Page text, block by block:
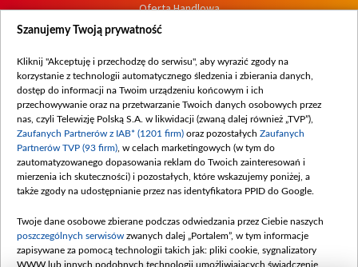
Oferta Handlowa
Dostępność
Procedura zgłoszeń wewnętrznych
Szanujemy Twoją prywatność
Kliknij "Akceptuję i przechodzę do serwisu", aby wyrazić zgody na
korzystanie z technologii automatycznego śledzenia i zbierania danych,
dostęp do informacji na Twoim urządzeniu końcowym i ich
przechowywanie oraz na przetwarzanie Twoich danych osobowych przez
nas, czyli Telewizję Polską S.A. w likwidacji (zwaną dalej również „TVP”),
Zaufanych Partnerów z IAB* (1201 firm) oraz pozostałych Zaufanych
Partnerów TVP (93 firm) , w celach marketingowych (w tym do
zautomatyzowanego dopasowania reklam do Twoich zainteresowań i
mierzenia ich skuteczności) i pozostałych, które wskazujemy poniżej, a
także zgody na udostępnianie przez nas identyfikatora PPID do Google.
Twoje dane osobowe zbierane podczas odwiedzania przez Ciebie naszych
poszczególnych serwisów zwanych dalej „Portalem”, w tym informacje
zapisywane za pomocą technologii takich jak: pliki cookie, sygnalizatory
WWW lub innych podobnych technologii umożliwiających świadczenie